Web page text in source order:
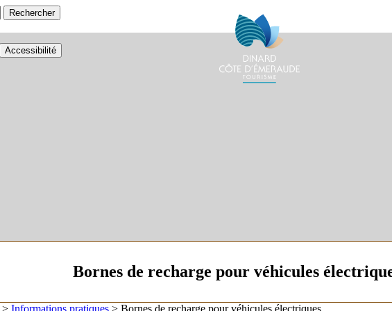
Accessibilité
Bornes de recharge pour véhicules
> Informations pratiques > Bornes de recharge pour véhicules électriques